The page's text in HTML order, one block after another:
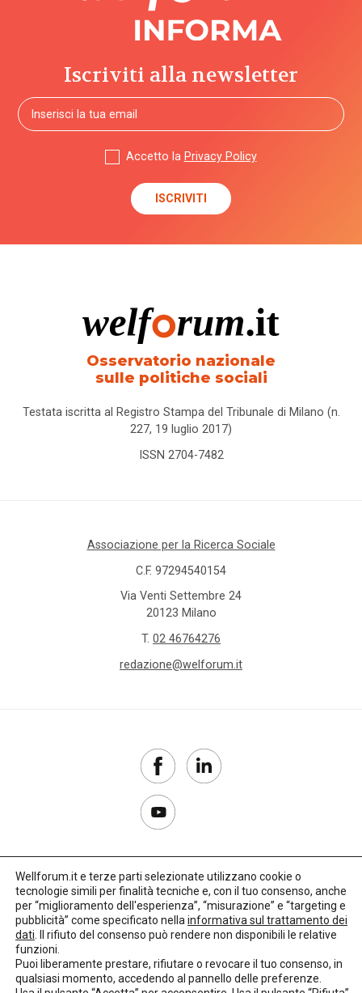
Iscriviti alla newsletter
Accetto la Privacy Policy
Osservatorio nazionale
sulle politiche sociali
Testata iscritta al Registro Stampa del Tribunale di Milano (n.
227, 19 luglio 2017)
ISSN 2704-7482
Associazione per la Ricerca Sociale
C.F. 97294540154
Via Venti Settembre 24
20123 Milano
T. 02 46764276
redazione@welforum.it
Copyright 2017–2026
Privacy Policy
Credits: LO Studio
Wellforum.it e terze parti selezionate utilizzano cookie o
tecnologie simili per finalità tecniche e, con il tuo consenso, anche
per “miglioramento dell'esperienza”, “misurazione” e “targeting e
pubblicità” come specificato nella informativa sul trattamento dei
dati . Il rifiuto del consenso può rendere non disponibili le relative
funzioni.
Puoi liberamente prestare, rifiutare o revocare il tuo consenso, in
qualsiasi momento, accedendo al pannello delle preferenze.